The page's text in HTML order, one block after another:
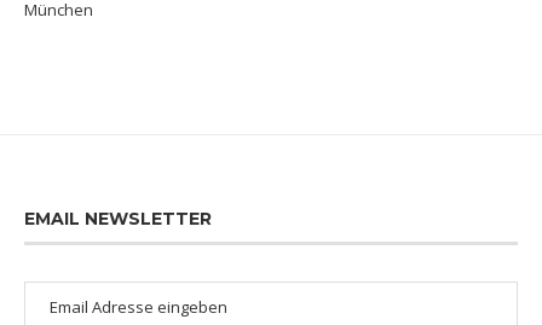
München
EMAIL NEWSLETTER